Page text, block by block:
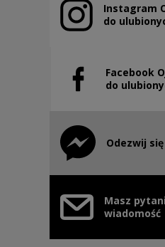
Instagram
do
Uwaga, link
Facebook
do
Uwaga, link
Odezwij
Uwaga, link
Masz
wiadomość